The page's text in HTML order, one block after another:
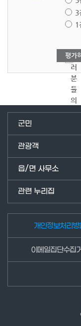
3
1
여
러
분
들
의
의
을
군민
관광객
읍/면 사무소
관련 누리집
개인정보처리방
이메일집단수집